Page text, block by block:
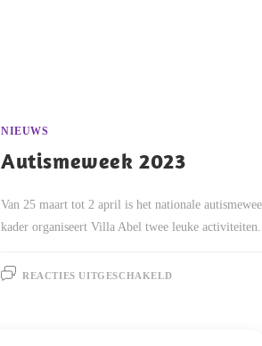
NIEUWS
Autismeweek 2023
Van 25 maart tot 2 april is het nationale
kader organiseert Villa Abel twee leuke
REACTIES UITGESCHAKELD